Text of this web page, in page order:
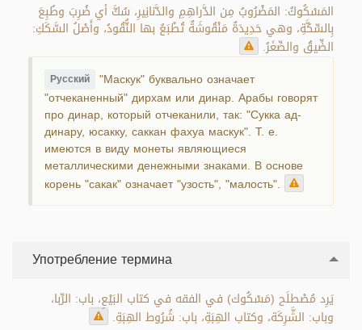
المَسْكُوكُ: المَضْرُوبُ مِن الدَّراهِمِ والدَّنانِيرِ، سُكَّ أي ضُرِبَ وطُبِعَ
بِالسِّكَّةِ، وهي حَدِيدَةٌ مَنْقُوشَةٌ تُطْبَعُ بها النُّقُودُ، وأَصْلُ السَّكَكِ:
الضِّيقُ والصِّغَرُ.
Русский "Маскук" буквально означает
"отчеканенный" дирхам или динар. Арабы говорят
про динар, который отчеканили, так: "Сукка ад-
динару, юсакку, саккан фахуа маскук". Т. е.
имеются в виду монеты являющиеся
металлическими денежными знаками. В основе
корень "сакак" означает "узость", "малость".
Употребление термина
يَرِد مُصْطلَح (مَسْكُوك) في الفقه في كتاب البَيْعِ، باب: الرِّبا،
وباب: الشَّرِكَة، وكتاب الهِبَةِ، باب: شُرُوط الهِبَةِ.